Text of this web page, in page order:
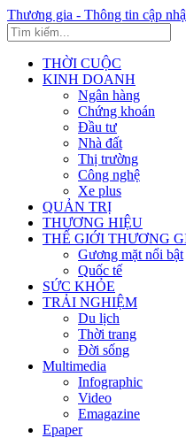
Thương gia - Thông tin cập
THỜI CUỘC
KINH DOANH
Ngân hàng
Chứng khoán
Đầu tư
Nhà đất
Thị trường
Công nghệ
Xe plus
QUẢN TRỊ
THƯƠNG HIỆU
THẾ GIỚI THƯƠNG
Gương mặt nổi bật
Quốc tế
SỨC KHỎE
TRẢI NGHIỆM
Du lịch
Thời trang
Đời sống
Multimedia
Infographic
Video
Emagazine
Epaper